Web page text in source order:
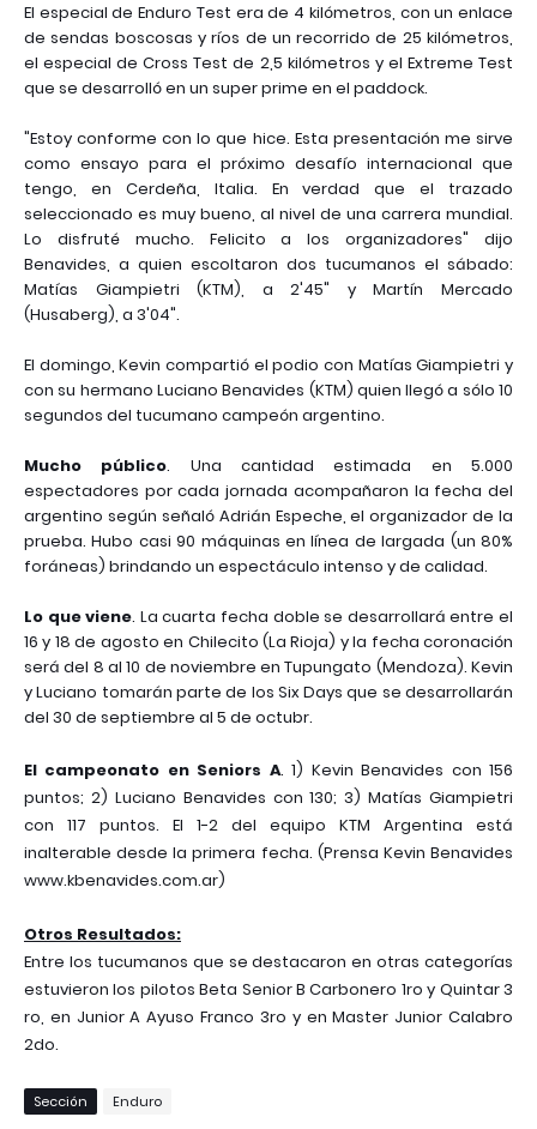
El especial de Enduro Test era de 4 kilómetros, con un enlace
de sendas boscosas y ríos de un recorrido de 25 kilómetros,
el especial de Cross Test de 2,5 kilómetros y el Extreme Test
que se desarrolló en un super prime en el paddock.
"Estoy conforme con lo que hice. Esta presentación me sirve
como ensayo para el próximo desafío internacional que
tengo, en Cerdeña, Italia. En verdad que el trazado
seleccionado es muy bueno, al nivel de una carrera mundial.
Lo disfruté mucho. Felicito a los organizadores" dijo
Benavides, a quien escoltaron dos tucumanos el sábado:
Matías Giampietri (KTM), a 2'45" y Martín Mercado
(Husaberg), a 3'04".
El domingo, Kevin compartió el podio con Matías Giampietri y
con su hermano Luciano Benavides (KTM) quien llegó a sólo 10
segundos del tucumano campeón argentino.
Mucho público. Una cantidad estimada en 5.000
espectadores por cada jornada acompañaron la fecha del
argentino según señaló Adrián Espeche, el organizador de la
prueba. Hubo casi 90 máquinas en línea de largada (un 80%
foráneas) brindando un espectáculo intenso y de calidad.
Lo que viene. La cuarta fecha doble se desarrollará entre el
16 y 18 de agosto en Chilecito (La Rioja) y la fecha coronación
será del 8 al 10 de noviembre en Tupungato (Mendoza). Kevin
y Luciano tomarán parte de los Six Days que se desarrollarán
del 30 de septiembre al 5 de octubr.
El campeonato en Seniors A. 1) Kevin Benavides con 156
puntos; 2) Luciano Benavides con 130; 3) Matías Giampietri
con 117 puntos. El 1-2 del equipo KTM Argentina está
inalterable desde la primera fecha. (Prensa Kevin Benavides
www.kbenavides.com.ar)
Otros Resultados:
Entre los tucumanos que se destacaron en otras categorías
estuvieronlos pilotos Beta Senior B Carbonero 1ro y Quintar 3
ro, en Junior A Ayuso Franco 3ro y en Master Junior Calabro
2do.
Sección Enduro